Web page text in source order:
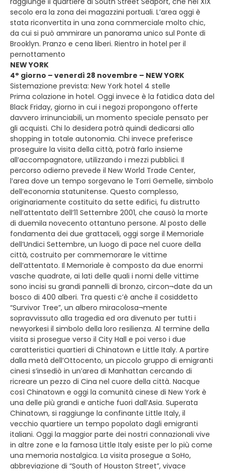
secolo era la zona dei magazzini portuali. L’area oggi è
stata riconvertita in una zona commerciale molto chic,
da cui si può ammirare un panorama unico sul Ponte di
Brooklyn. Pranzo e cena liberi. Rientro in hotel per il
pernottamento
NEW YORK
4° giorno – venerdì 28 novembre – NEW YORK
Sistemazione prevista: New York hotel 4 stelle
Prima colazione in hotel. Oggi invece è la fatidica data del
Black Friday, giorno in cui i negozi propongono offerte
davvero irrinunciabili, un momento speciale pensato per
gli acquisti. Chi lo desidera potrà quindi dedicarsi allo
shopping in totale autonomia. Chi invece preferisce
proseguire la visita della città, potrà farlo insieme
all’accompagnatore, utilizzando i mezzi pubblici. Il
percorso odierno prevede il New World Trade Center,
l’area dove un tempo sorgevano le Torri Gemelle, simbolo
dell’economia statunitense. Questo complesso,
originariamente costituito da sette edifici, fu distrutto
nell’attentato dell’11 Settembre 2001, che causò la morte
di duemila novecento ottantuno persone. Al posto delle
fondamenta dei due grattaceli, oggi sorge il Memoriale
dell’Undici Settembre, un luogo di pace nel cuore della
città, costruito per commemorare le vittime
dell’attentato. Il Memoriale è composto da due enormi
vasche quadrate, ai lati delle quali i nomi delle vittime
sono incisi su grandi pannelli di bronzo, circon¬date da un
bosco di 400 alberi. Tra questi c’è anche il cosiddetto
“Survivor Tree”, un albero miracolosa¬mente
sopravvissuto alla tragedia ed ora divenuto per tutti i
newyorkesi il simbolo della loro resilienza. Al termine della
visita si prosegue verso il City Hall e poi verso i due
caratteristici quartieri di Chinatown e Little Italy. A partire
dalla metà dell’Ottocento, un piccolo gruppo di emigranti
cinesi s’insediò in un’area di Manhattan cercando di
ricreare un pezzo di Cina nel cuore della città. Nacque
così Chinatown e oggi la comunità cinese di New York è
una delle più grandi e antiche fuori dall’Asia. Superata
Chinatown, si raggiunge la confinante Little Italy, il
vecchio quartiere un tempo popolato dagli emigranti
italiani. Oggi la maggior parte dei nostri connazionali vive
in altre zone e la famosa Little Italy esiste per lo più come
una memoria nostalgica. La visita prosegue a SoHo,
abbreviazione di “South of Houston Street”, vivace